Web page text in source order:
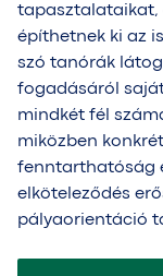
tapasztalataikat,
építhetnek ki az
szó tanórák
fogadásáról
mindkét fél
miközben
fenntarthatóság
elköteleződés
pályaorientáció